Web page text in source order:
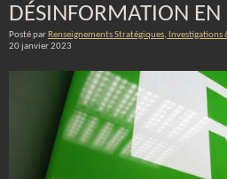
DÉSINFORMATION
Posté par Renseignements Stratégiques,
20 janvier 2023